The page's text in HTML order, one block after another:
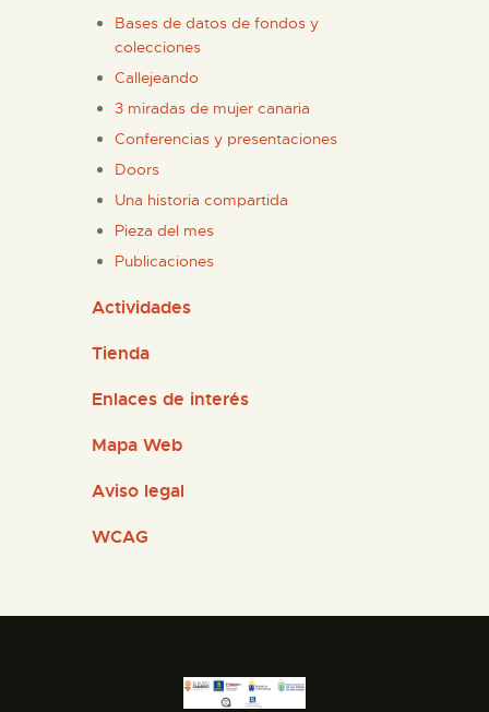
Bases de datos de fondos y
colecciones
Callejeando
3 miradas de mujer canaria
Conferencias y presentaciones
Doors
Una historia compartida
Pieza del mes
Publicaciones
Actividades
Tienda
Enlaces de interés
Mapa Web
Aviso legal
WCAG